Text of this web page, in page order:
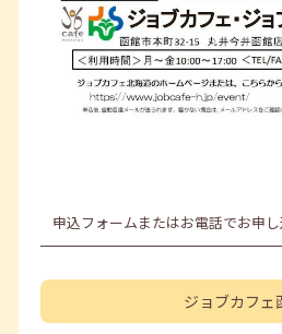
申込フォームまたはお電話でお申
ジョブカフェ